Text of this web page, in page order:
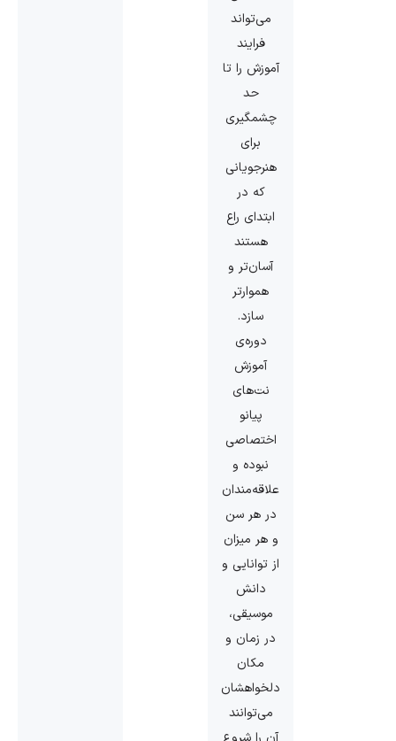
می‌تواند
فرایند
آموزش را تا
حد
چشمگیری
برای
هنرجویانی
که در
ابتدای راع
هستند
آسان‌تر و
هموارتر
سازد.
دوره‌ی
آموزش
نت‌های
پیانو
اختصاصی
نبوده و
علاقه‌مندان
در هر سن
و هر میزان
از توانایی و
دانش
موسیقی،
در زمان و
مکان
دلخواهشان
می‌توانند